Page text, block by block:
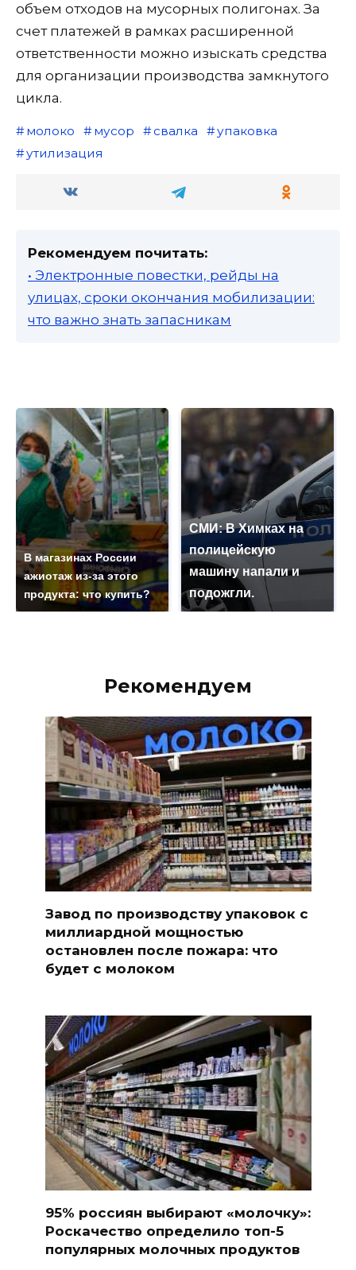
объем отходов на мусорных полигонах. За
счет платежей в рамках расширенной
ответственности можно изыскать средства
для организации производства замкнутого
цикла.
молоко мусор свалка
упаковка
утилизация
Рекомендуем почитать:
• Электронные повестки, рейды на
улицах, сроки окончания мобилизации:
что важно знать запасникам
В магазинах России
ажиотаж из-за этого
продукта: что купить?
СМИ: В Химках на
полицейскую
машину напали и
подожгли.
Рекомендуем
Завод по производству упаковок с
миллиардной мощностью
остановлен после пожара: что
будет с молоком
95% россиян выбирают «молочку»:
Роскачество определило топ-5
популярных молочных продуктов